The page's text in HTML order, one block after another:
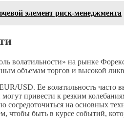
элемент риск-менеджмента
волатильности» на рынке
объемам торгов и высокой
USD. Ее волатильность часто
привести к резким
на основных
чтобы быть в курсе событий,